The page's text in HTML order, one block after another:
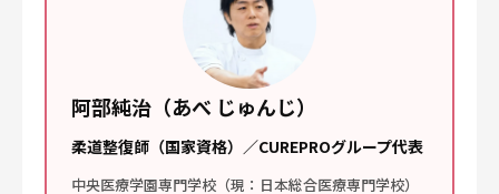
阿部純治（あべ じゅんじ）
柔道整復師（国家資格）／CUREPROグループ代表
中央医療学園専門学校（現：日本総合医療専門学校）